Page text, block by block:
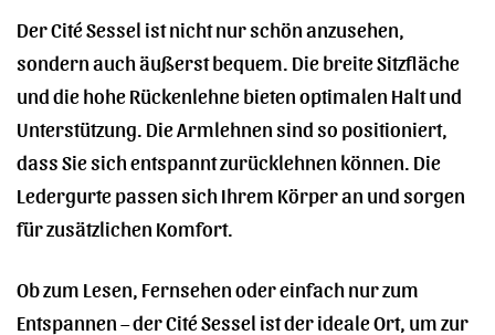
Der Cité Sessel ist nicht nur schön anzusehen,
sondern auch äußerst bequem. Die breite Sitzfläche
und die hohe Rückenlehne bieten optimalen Halt und
Unterstützung. Die Armlehnen sind so positioniert,
dass Sie sich entspannt zurücklehnen können. Die
Ledergurte passen sich Ihrem Körper an und sorgen
für zusätzlichen Komfort.
Ob zum Lesen, Fernsehen oder einfach nur zum
Entspannen – der Cité Sessel ist der ideale Ort, um zur